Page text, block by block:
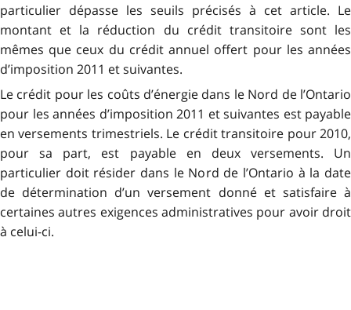
particulier dépasse les seuils précisés à cet article. Le
montant et la réduction du crédit transitoire sont les
mêmes que ceux du crédit annuel offert pour les années
d’imposition 2011 et suivantes.
Le crédit pour les coûts d’énergie dans le Nord de l’Ontario
pour les années d’imposition 2011 et suivantes est payable
en versements trimestriels. Le crédit transitoire pour 2010,
pour sa part, est payable en deux versements. Un
particulier doit résider dans le Nord de l’Ontario à la date
de détermination d’un versement donné et satisfaire à
certaines autres exigences administratives pour avoir droit
à celui-ci.